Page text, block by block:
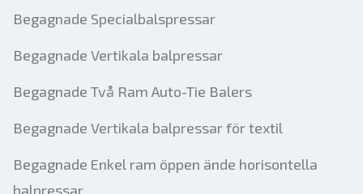
Begagnade Specialbalspressar
Begagnade Vertikala balpressar
Begagnade Två Ram Auto-Tie Balers
Begagnade Vertikala balpressar för textil
Begagnade Enkel ram öppen ände horisontella
balpressar